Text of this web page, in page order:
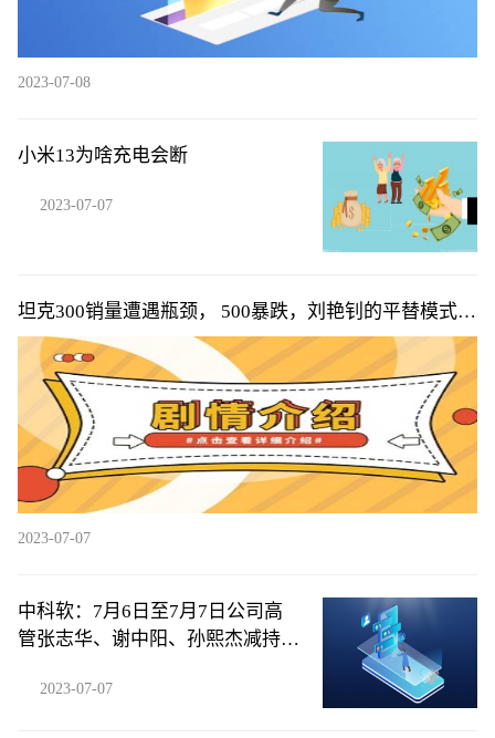
2023-07-08
小米13为啥充电会断
2023-07-07
坦克300销量遭遇瓶颈， 500暴跌，刘艳钊的平替模式遇
天花板，难
2023-07-07
中科软：7月6日至7月7日公司高
管张志华、谢中阳、孙熙杰减持公
2023-07-07